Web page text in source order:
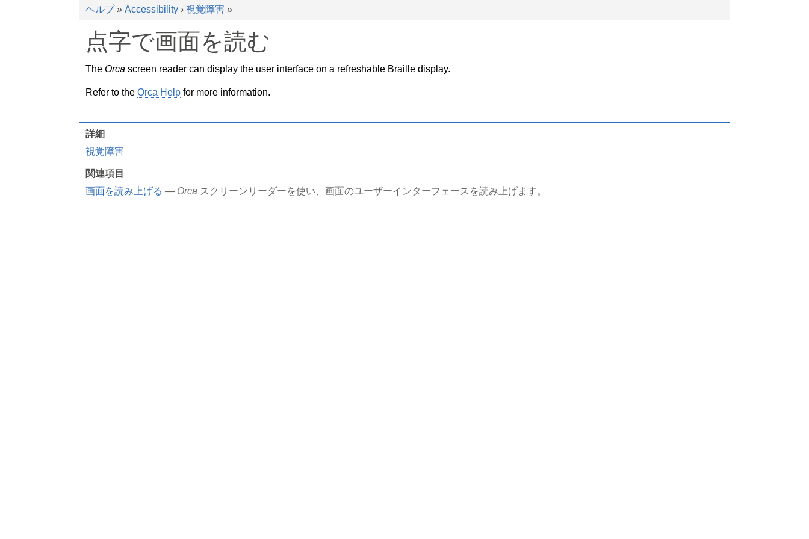
ヘルプ» Accessibility › 視覚障害 »
点字で画面を読む
The Orca screen reader can display the user interface on a refreshable Braille display.
Refer to the Orca Help for more information.
詳細
視覚障害
関連項目
画面を読み上げる — Orca スクリーンリーダーを使い、画面のユーザーインターフェースを読み上げます。